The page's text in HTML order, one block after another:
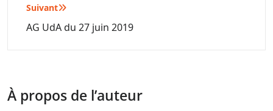
Suivant
AG UdA du 27 juin 2019
À propos de l’auteur